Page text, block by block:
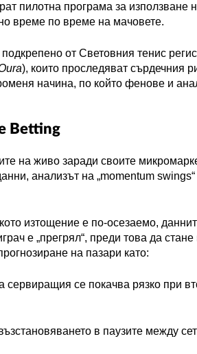
пилотна програма за използване
време по време на мачовете.
от Световния тенис
), които проследяват сърдечния
начина, по който фенове и
Betting
на живо заради своите
анализът на „momentum swings
изтощение е по-осезаемо,
е „прегрял“, преди това да
на пазари като:
сервиращия се покачва рязко при
в паузите между